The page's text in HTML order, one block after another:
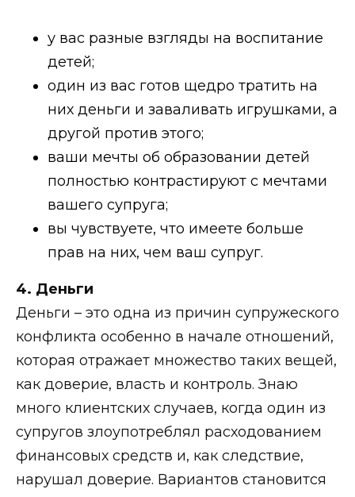
у вас разные взгляды на воспитание
детей;
один из вас готов щедро тратить на
них деньги и заваливать игрушками, а
другой против этого;
ваши мечты об образовании детей
полностью контрастируют с мечтами
вашего супруга;
вы чувствуете, что имеете больше
прав на них, чем ваш супруг.
4. Деньги
Деньги – это одна из причин супружеского
конфликта особенно в начале отношений,
которая отражает множество таких вещей,
как доверие, власть и контроль. Знаю
много клиентских случаев, когда один из
супругов злоупотреблял расходованием
финансовых средств и, как следствие,
нарушал доверие. Вариантов становится